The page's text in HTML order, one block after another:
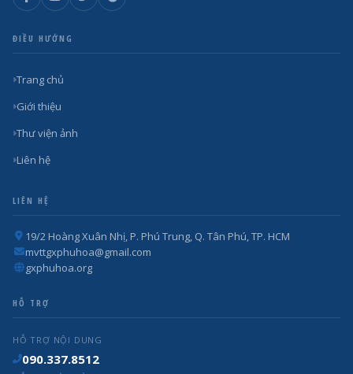
ĐIỀU HƯỚNG
Trang chủ
Giới thiệu
Thư viện ảnh
Liên hệ
LIÊN HỆ
19/2 Hoàng Xuân Nhị, P. Phú Trung, Q. Tân Phú, TP. HCM
mvttgxphuhoa@gmail.com
gxphuhoa.org
HỖ TRỢ
HỖ TRỢ NỘI DUNG
090.337.8512